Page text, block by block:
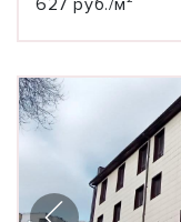
627 руб./м²